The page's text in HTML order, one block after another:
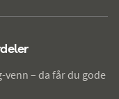
venn – da får du gode